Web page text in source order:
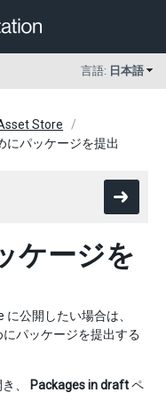
言語: 日本語
Store
にパッケージを提出
ケージを
公開したい場合は、
パッケージを提出する
、 Packages in draftペ